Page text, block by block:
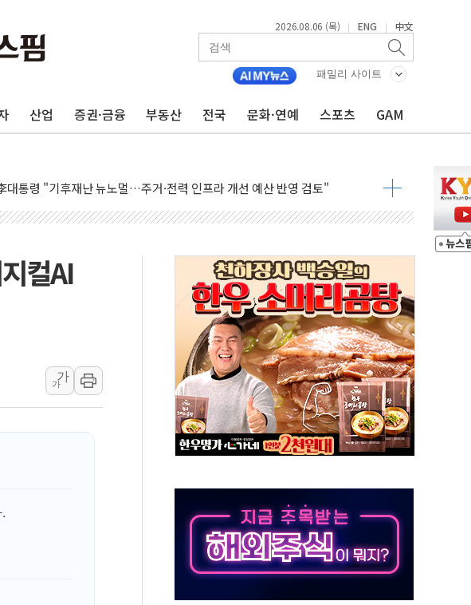
2026.08.06 (목) | ENG | 中文
패밀리 사이트
산업 증권·금융 부동산 전국 문화·연예 스포츠 GAM
李대통령 "취약계층 되어가는 청년들…실제 수요에 맞게 정책 정비"
전자, IFA 2026서 '차세대 AI 홈' 비전 공개
프리미엄' 놓친 SK하이닉스, 솔리다임 띄운다
대통령 "기후재난 뉴노멀…주거·전력 인프라 개선 예산 반영 검토"
세훈 "서민 전·월세 외면한 세제개편"…용산공원 훼손 안 돼
코닉테라퓨틱스 '자큐보', 인도 품목허가…해외 첫 허가
세훈 '여론조사 대납' 항소심 21일 첫 공판…1심은 시장직 상실형
현대百 지주체제 '마지막 퍼즐'…현대홈쇼핑 1.2조 투자자산 떼낸다
'檢 합수본 참여' 여부 논란...법조계 "법적근거 없어, 위법수집증거 가능성"
中 '항생제 개구리' 파장 확산, 식품안전 점검 강화
'엔화 방어 공조'라는 이름의 베선트식 QE..."연준에 부담 가중"
와대 "조희대 대법원장 탄핵 공감, 사실 아니다…대법관 신속 제청 해야"
투스, 8일부터 서머너즈 워 챔피언십 개최
컬AI
가
가